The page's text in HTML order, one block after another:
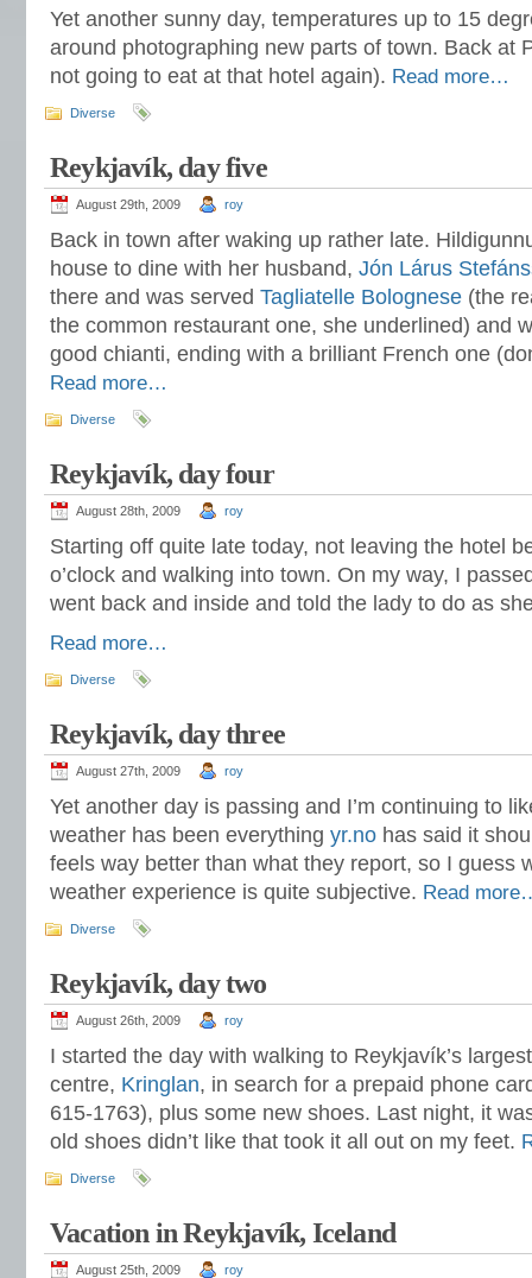
Yet another sunny day, temperatures up to 15
around photographing new parts of town. Back at
not going to eat at that hotel again). Read more…
Diverse
Reykjavík, day five
August 29th, 2009 roy
Back in town after waking up rather late.
house to dine with her husband, Jón Lárus
there and was served Tagliatelle Bolognese (the
the common restaurant one, she underlined) and
good chianti, ending with a brilliant French one
Read more…
Diverse
Reykjavík, day four
August 28th, 2009 roy
Starting off quite late today, not leaving the hotel
o’clock and walking into town. On my way, I
went back and inside and told the lady to do as
Read more…
Diverse
Reykjavík, day three
August 27th, 2009 roy
Yet another day is passing and I’m continuing to
weather has been everything yr.no has said it
feels way better than what they report, so I guess
weather experience is quite subjective. Read
Diverse
Reykjavík, day two
August 26th, 2009 roy
I started the day with walking to Reykjavík’s
centre, Kringlan, in search for a prepaid phone
615-1763), plus some new shoes. Last night, it
old shoes didn’t like that took it all out on my feet.
Diverse
Vacation in Reykjavík, Iceland
August 25th, 2009 roy